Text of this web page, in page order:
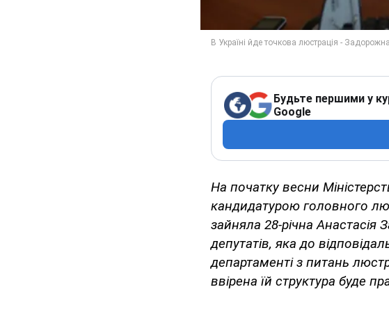
Будьте першими у
Google
На початку весни
кандидатурою головного
зайняла 28-річна
депутатів, яка до
департаменті з питань
ввірена їй структура буде